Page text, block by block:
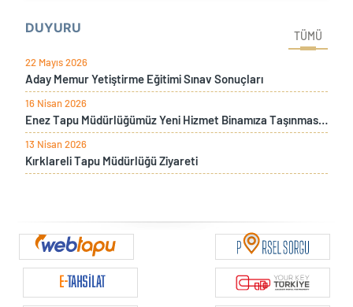
DUYURU
TÜMÜ
22 Mayıs 2026
Aday Memur Yetiştirme Eğitimi Sınav Sonuçları
16 Nisan 2026
Enez Tapu Müdürlüğümüz Yeni Hizmet Binamıza Taşınması Sebebiyle İki Gün Süre İle Hizmet Verilemeyecektir
13 Nisan 2026
Kırklareli Tapu Müdürlüğü Ziyareti